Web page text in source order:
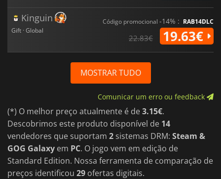
Kinguin
Gift · Global
Código promocional -14% : RAB14DLC
22.83€ 19.63€
MOSTRAR TUDO
Comunicar um erro ou feedback
(*) O melhor preço atualmente é de3.15€.
Descobrimos este produto disponível de 14
vendedores que suportam 2 sistemas DRM: Steam &
GOG Galaxy em PC. O jogo vem em edição de
Standard Edition. Nossa ferramenta de comparação de
preços identificou 29 ofertas digitais.